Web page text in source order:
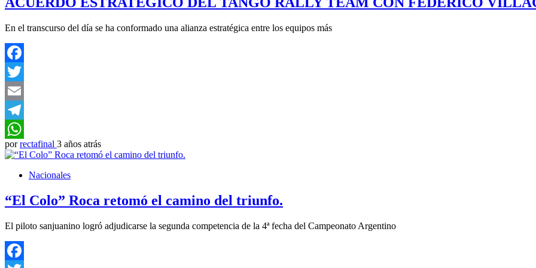
En el transcurso del día se ha conformado una alianza estratégica entre los equipos más
Facebook
Twitter
Email
Telegram
WhatsApp
por rectafinal 3 años atrás
Nacionales
“El Colo” Roca retomó el camino del triunfo.
El piloto sanjuanino logró adjudicarse la segunda competencia de la 4ª fecha del Campeonato Argentino